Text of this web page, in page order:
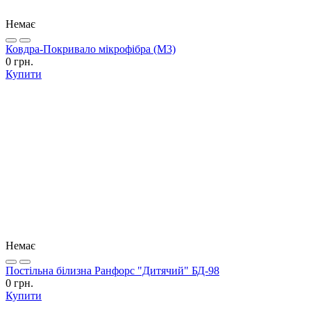
Немає
Ковдра-Покривало мікрофібра (М3)
0 грн.
Купити
Немає
Постільна білизна Ранфорс "Дитячий" БД-98
0 грн.
Купити